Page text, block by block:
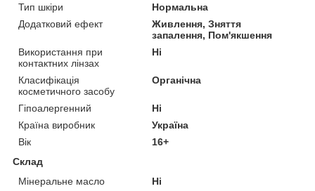
Тип шкіри
Нормальна
Додатковий ефект
Живлення, Зняття
запалення, Пом'якшення
Використання при
контактних лінзах
Ні
Класифікація
косметичного засобу
Органічна
Гіпоалергенний
Ні
Країна виробник
Україна
Вік
16+
Склад
Мінеральне масло
Ні